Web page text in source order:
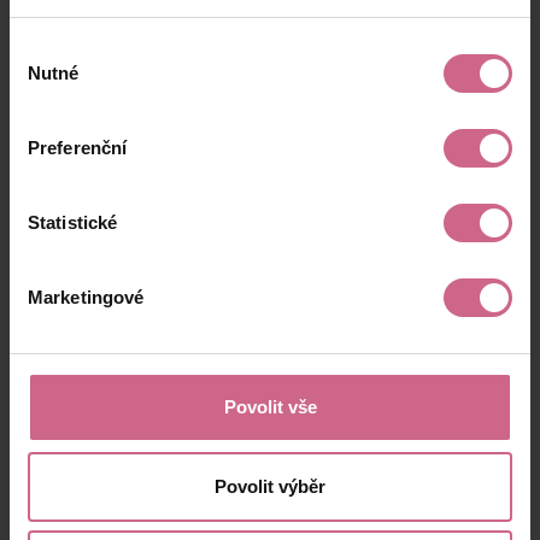
souhlasu
Nutné
Preferenční
Statistické
Marketingové
Povolit vše
Povolit výběr